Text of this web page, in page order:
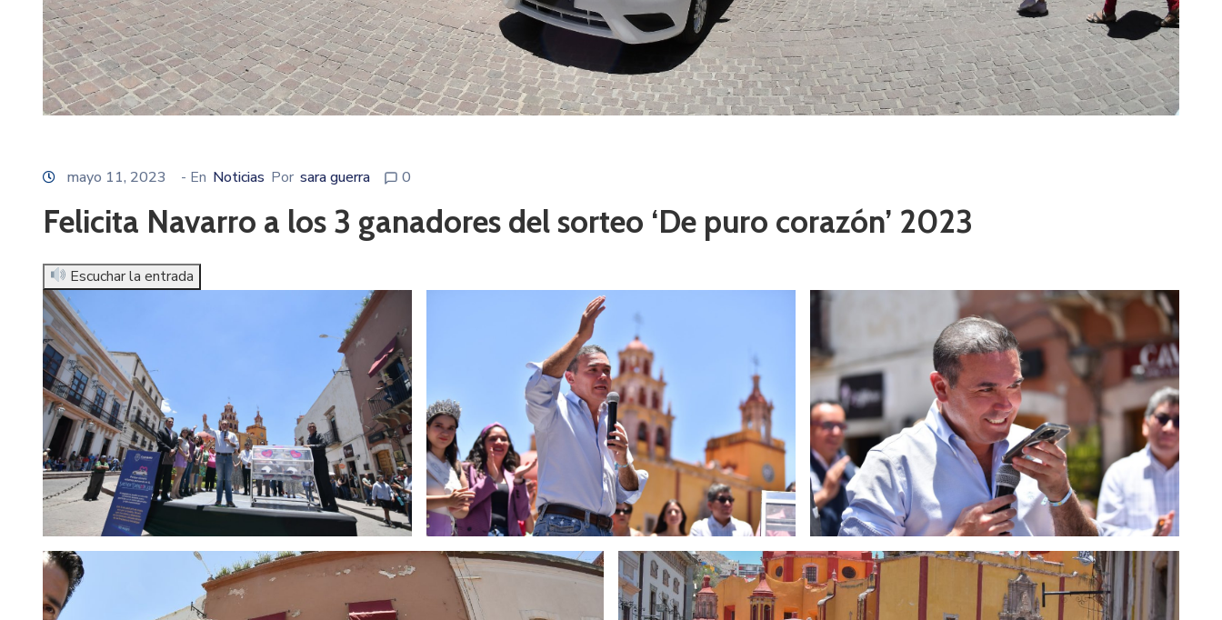
mayo 11, 2023 - En Noticias Por sara guerra 0
Felicita Navarro a los 3 ganadores del sorteo ‘De puro corazón’ 2023
Escuchar la entrada